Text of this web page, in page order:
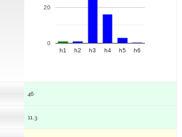
h1 h2 h3 h4 h5 h6
0
20
46
11.3